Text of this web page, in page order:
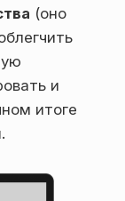
(оно
и
итоге